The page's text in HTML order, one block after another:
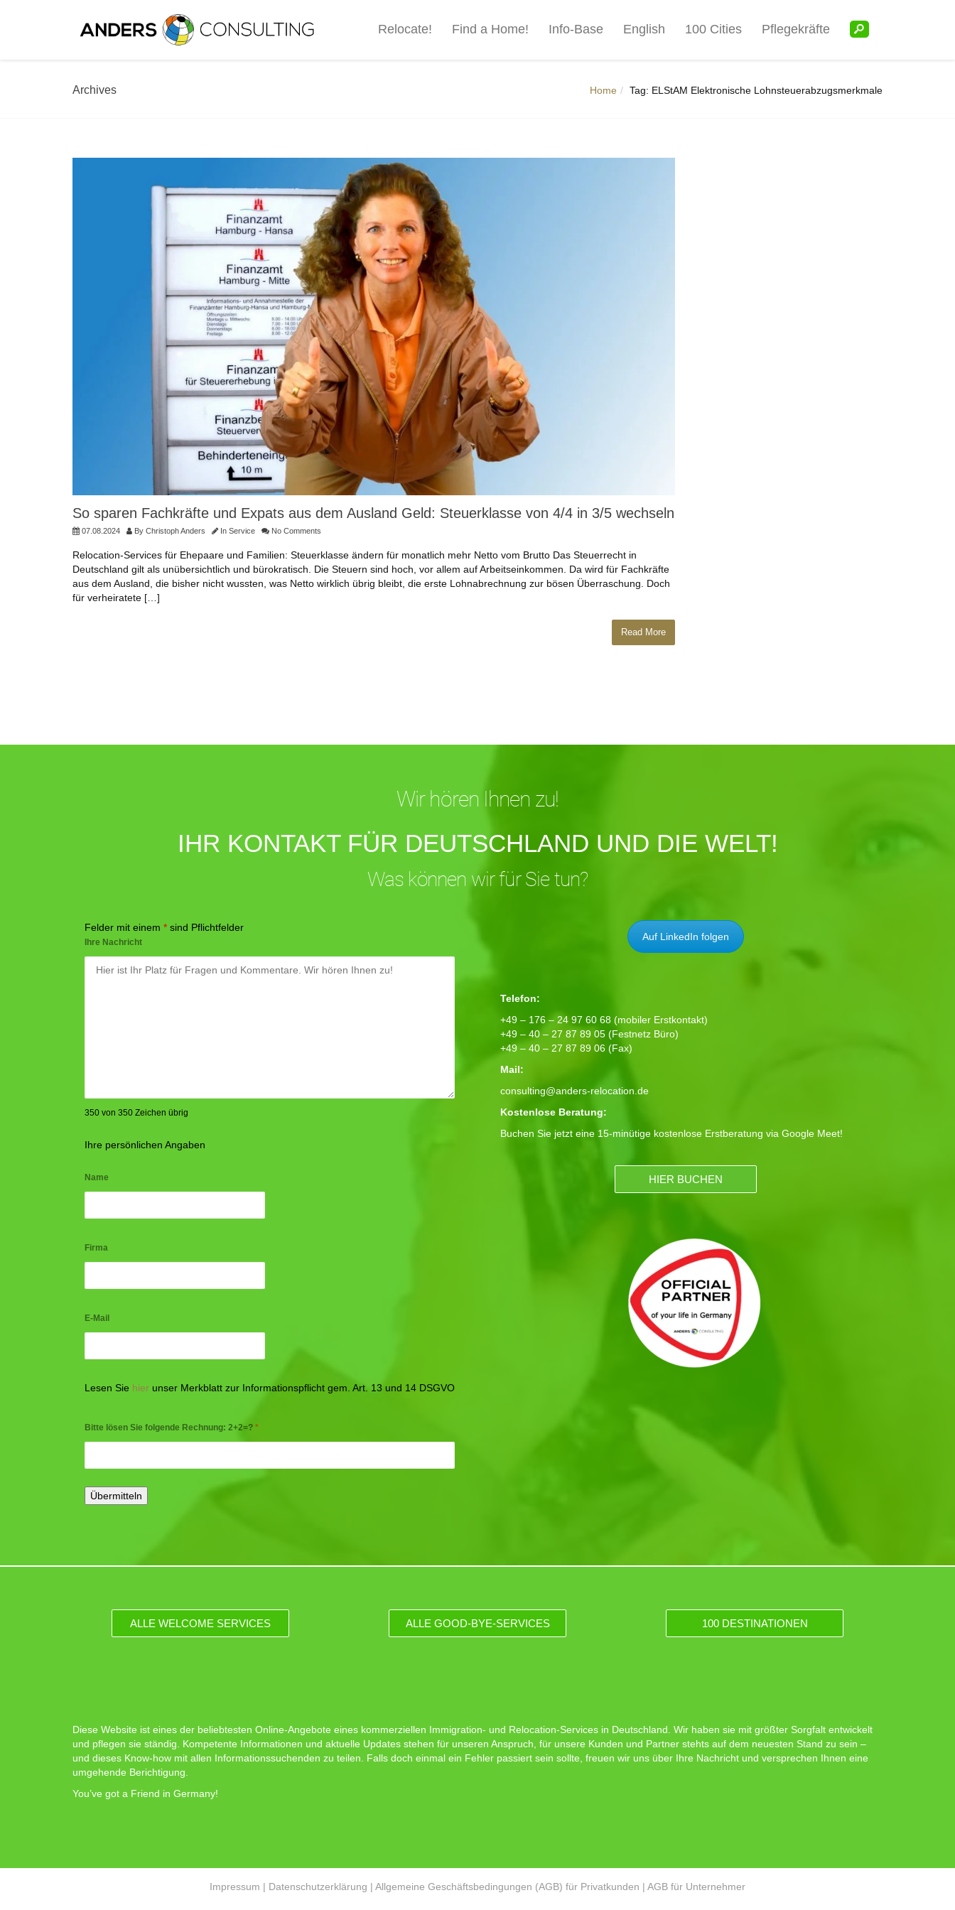
Relocate! Find a Home! Info-Base English 100 Cities Pflegekräfte
Archives Home Tag: ELStAM Elektronische Lohnsteuerabzugsmerkmale
So sparen Fachkräfte und Expats aus dem Ausland Geld: Steuerklasse von 4/4 in 3/5 wechseln
07.08.2024 By Christoph Anders In Service No Comments
Relocation-Services für Ehepaare und Familien: Steuerklasse ändern für monatlich mehr Netto vom Brutto Das Steuerrecht in
Deutschland gilt als unübersichtlich und bürokratisch. Die Steuern sind hoch, vor allem auf Arbeitseinkommen. Da wird für Fachkräfte
aus dem Ausland, die bisher nicht wussten, was Netto wirklich übrig bleibt, die erste Lohnabrechnung zur bösen Überraschung. Doch
für verheiratete […]
Read More
Wir hören Ihnen zu!
IHR KONTAKT FÜR DEUTSCHLAND UND DIE WELT!
Was können wir für Sie tun?
Felder mit einem * sind Pflichtfelder
Ihre Nachricht
350 von 350 Zeichen übrig
Ihre persönlichen Angaben
Name
Firma
E-Mail
Lesen Sie hier unser Merkblatt zur Informationspflicht gem. Art. 13 und 14 DSGVO
Bitte lösen Sie folgende Rechnung: 2+2=? *
Auf LinkedIn folgen
Telefon:
+49 – 176 – 24 97 60 68 (mobiler Erstkontakt)
+49 – 40 – 27 87 89 05 (Festnetz Büro)
+49 – 40 – 27 87 89 06 (Fax)
Mail:
consulting@anders-relocation.de
Kostenlose Beratung:
Buchen Sie jetzt eine 15-minütige kostenlose Erstberatung via Google Meet!
HIER BUCHEN
ALLE WELCOME SERVICES ALLE GOOD-BYE-SERVICES 100 DESTINATIONEN
Diese Website ist eines der beliebtesten Online-Angebote eines kommerziellen Immigration- und Relocation-Services in Deutschland. Wir haben sie mit größter Sorgfalt entwickelt
und pflegen sie ständig. Kompetente Informationen und aktuelle Updates stehen für unseren Anspruch, für unsere Kunden und Partner stehts auf dem neuesten Stand zu sein –
und dieses Know-how mit allen Informationssuchenden zu teilen. Falls doch einmal ein Fehler passiert sein sollte, freuen wir uns über Ihre Nachricht und versprechen Ihnen eine
umgehende Berichtigung.
You’ve got a Friend in Germany!
Impressum | Datenschutzerklärung | Allgemeine Geschäftsbedingungen (AGB) für Privatkunden | AGB für Unternehmer